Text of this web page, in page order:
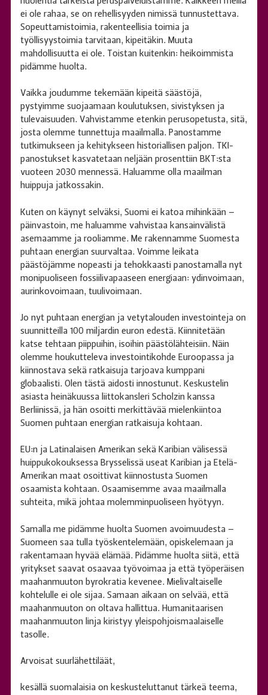
ei ole rahaa, se on rehellisyyden nimissä tunnustettava.
Sopeuttamistoimia, rakenteellisia toimia ja
työllisyystoimia tarvitaan, kipeitäkin. Muuta
mahdollisuutta ei ole. Toistan kuitenkin: heikoimmista
pidämme huolta.
Vaikka joudumme tekemään kipeitä säästöjä,
pystyimme suojaamaan koulutuksen, sivistyksen ja
tulevaisuuden. Vahvistamme etenkin perusopetusta, sitä,
josta olemme tunnettuja maailmalla. Panostamme
tutkimukseen ja kehitykseen historiallisen paljon. TKI-
panostukset kasvatetaan neljään prosenttiin BKT:sta
vuoteen 2030 mennessä. Haluamme olla maailman
huippuja jatkossakin.
Kuten on käynyt selväksi, Suomi ei katoa mihinkään –
päinvastoin, me haluamme vahvistaa kansainvälistä
asemaamme ja rooliamme. Me rakennamme Suomesta
puhtaan energian suurvaltaa. Voimme leikata
päästöjämme nopeasti ja tehokkaasti panostamalla nyt
monipuoliseen fossiilivapaaseen energiaan: ydinvoimaan,
aurinkovoimaan, tuulivoimaan.
Jo nyt puhtaan energian ja vetytalouden investointeja on
suunnitteilla 100 miljardin euron edestä. Kiinnitetään
katse tehtaan piippuihin, isoihin päästölähteisiin. Näin
olemme houkutteleva investointikohde Euroopassa ja
kiinnostava sekä ratkaisuja tarjoava kumppani
globaalisti. Olen tästä aidosti innostunut. Keskustelin
asiasta heinäkuussa liittokansleri Scholzin kanssa
Berliinissä, ja hän osoitti merkittävää mielenkiintoa
Suomen puhtaan energian ratkaisuja kohtaan.
EU:n ja Latinalaisen Amerikan sekä Karibian välisessä
huippukokouksessa Brysselissä useat Karibian ja Etelä-
Amerikan maat osoittivat kiinnostusta Suomen
osaamista kohtaan. Osaamisemme avaa maailmalla
suhteita, mikä johtaa molemminpuoliseen hyötyyn.
Samalla me pidämme huolta Suomen avoimuudesta –
Suomeen saa tulla työskentelemään, opiskelemaan ja
rakentamaan hyvää elämää. Pidämme huolta siitä, että
yritykset saavat osaavaa työvoimaa ja että työperäisen
maahanmuuton byrokratia kevenee. Mielivaltaiselle
kohtelulle ei ole sijaa. Samaan aikaan on selvää, että
maahanmuuton on oltava hallittua. Humanitaarisen
maahanmuuton linja kiristyy yleispohjoismaalaiselle
tasolle.
Arvoisat suurlähettiläät,
kesällä suomalaisia on keskusteluttanut tärkeä teema,